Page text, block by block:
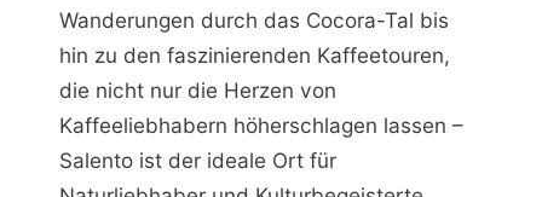
Wanderungen durch das Cocora-Tal bis
hin zu den faszinierenden Kaffeetouren,
die nicht nur die Herzen von
Kaffeeliebhabern höherschlagen lassen –
Salento ist der ideale Ort für